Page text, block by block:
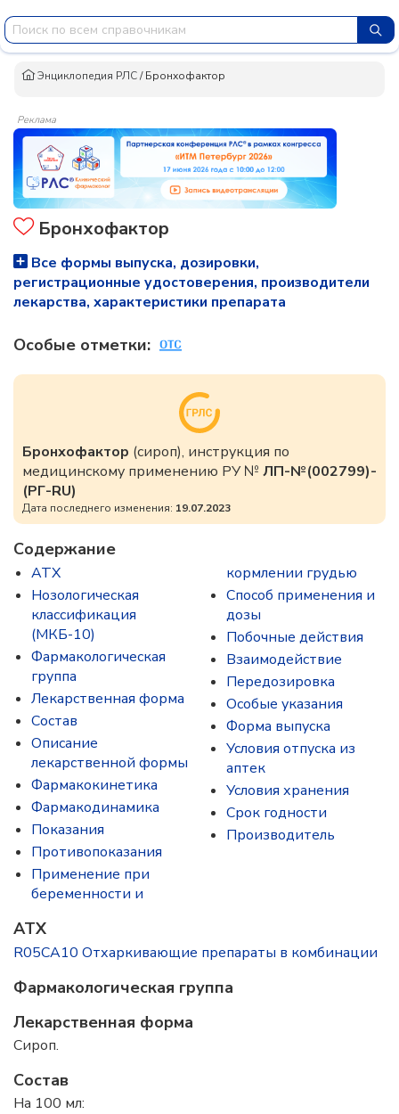
Энциклопедия РЛС/Бронхофактор
Реклама
Бронхофактор
Все формы выпуска, дозировки,
регистрационные удостоверения, производители
лекарства, характеристики препарата
Особые отметки:
Бронхофактор (сироп), инструкция по
медицинскому применению РУ № ЛП-№(002799)-
(РГ-RU)
Дата последнего изменения: 19.07.2023
Содержание
ATX
Нозологическая
классификация
(МКБ-10)
Фармакологическая
группа
Лекарственная форма
Состав
Описание
лекарственной формы
Фармакокинетика
Фармакодинамика
Показания
Противопоказания
Применение при
беременности и
кормлении грудью
Способ применения и
дозы
Побочные действия
Взаимодействие
Передозировка
Особые указания
Форма выпуска
Условия отпуска из
аптек
Условия хранения
Срок годности
Производитель
ATX
R05CA10 Отхаркивающие препараты в комбинации
Фармакологическая группа
Лекарственная форма
Сироп.
Состав
На 100 мл: